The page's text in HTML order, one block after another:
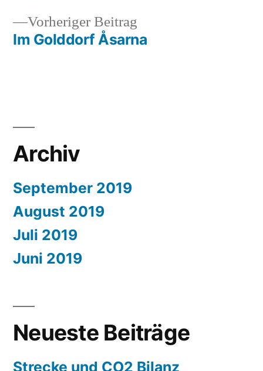
Vorheriger Beitrag
Beitrag:
Im Golddorf Åsarna
Archiv
September 2019
August 2019
Juli 2019
Juni 2019
Neueste Beiträge
Strecke und CO2 Bilanz